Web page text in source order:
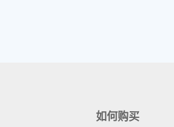
如何购买